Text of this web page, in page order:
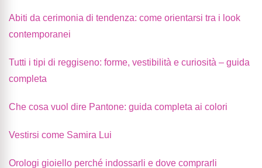
Abiti da cerimonia di tendenza: come orientarsi tra i look
contemporanei
Tutti i tipi di reggiseno: forme, vestibilità e curiosità – guida
completa
Che cosa vuol dire Pantone: guida completa ai colori
Vestirsi come Samira Lui
Orologi gioiello perché indossarli e dove comprarli